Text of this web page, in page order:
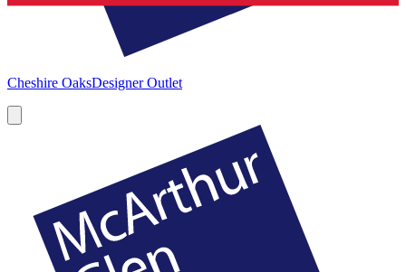
Cheshire OaksDesigner Outlet